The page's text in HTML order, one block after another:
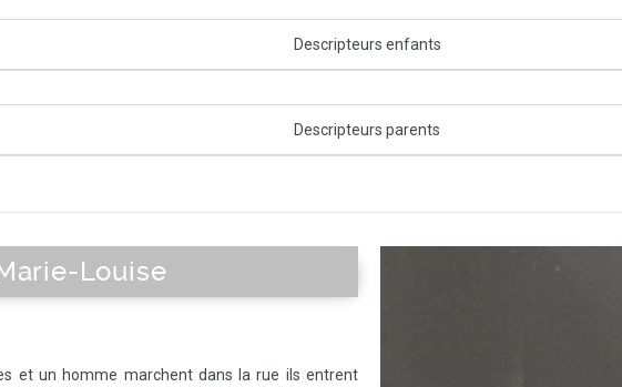
Descripteurs enfants
Promenade des anglais|Baie des Anges
Descripteurs parents
France|Sud de la France|Europe de l'Ouest|Union Européenne|Europe
Louise
et un homme marchent dans la rue ils entrent